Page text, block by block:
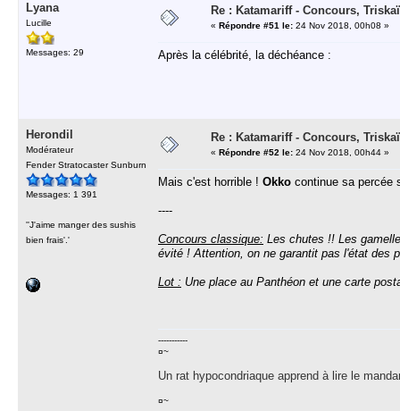
Lyana
Lucille
Messages: 29
Re : Katamariff - Concours,
« Répondre #51 le: 24 Nov 2018, 00h08 »
Après la célébrité, la déchéance :
Herondil
Modérateur
Fender Stratocaster Sunburn
Messages: 1 391
''J'aime manger des sushis
bien frais'.'
Re : Katamariff - Concours,
« Répondre #52 le: 24 Nov 2018, 00h44 »
Mais c'est horrible ! Okko continue sa percée
----
Concours classique: Les chutes !! Les
évité ! Attention, on ne garantit pas l'état des
Lot : Une place au Panthéon et une carte
-----------
¤~
Un rat hypocondriaque apprend à lire le
¤~